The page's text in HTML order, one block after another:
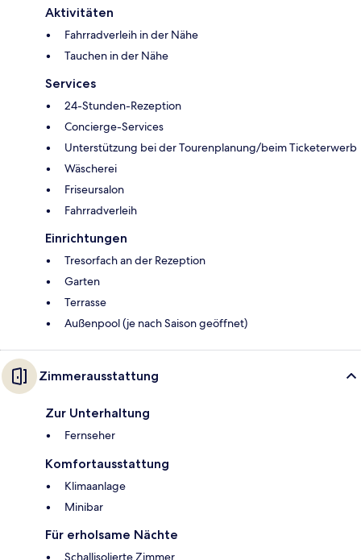
Aktivitäten
Fahrradverleih in der Nähe
Tauchen in der Nähe
Services
24-Stunden-Rezeption
Concierge-Services
Unterstützung bei der Tourenplanung/beim Ticketerwerb
Wäscherei
Friseursalon
Fahrradverleih
Einrichtungen
Tresorfach an der Rezeption
Garten
Terrasse
Außenpool (je nach Saison geöffnet)
Zimmerausstattung
Zur Unterhaltung
Fernseher
Komfortausstattung
Klimaanlage
Minibar
Für erholsame Nächte
Schallisolierte Zimmer